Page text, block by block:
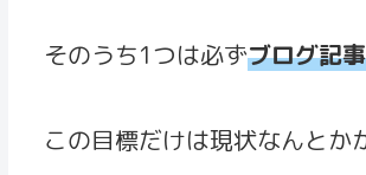
そのうち1つは必ずブログ記
この目標だけは現状なんとか